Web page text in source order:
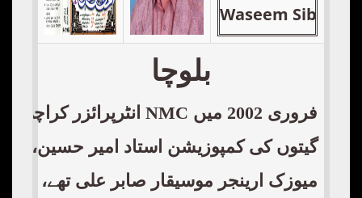
Waseem Sibtain
بلوچا
فروری 2002 میں
انٹرپرائزر کراچی کیسٹ کمپنی
گیتوں کی کمپوزیشن استاد امیر حسین،
میوزک ارینجر موسیقار صابر علی تھے،